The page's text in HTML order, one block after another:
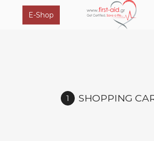
E-Shop
SHOPPING